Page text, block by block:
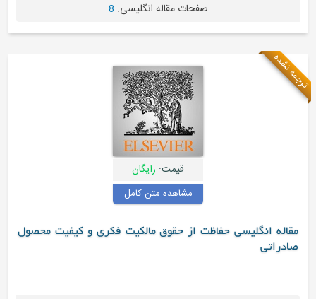
صفحات مقاله انگلیسی: 8
ترجمه نشده
قیمت: رایگان
مشاهده متن کامل
مقاله انگلیسی حفاظت از حقوق مالکیت فکری و کیفیت محصول
صادراتی